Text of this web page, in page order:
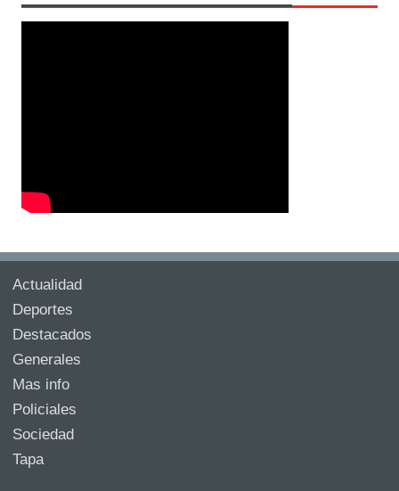
Actualidad
Deportes
Destacados
Generales
Mas info
Policiales
Sociedad
Tapa